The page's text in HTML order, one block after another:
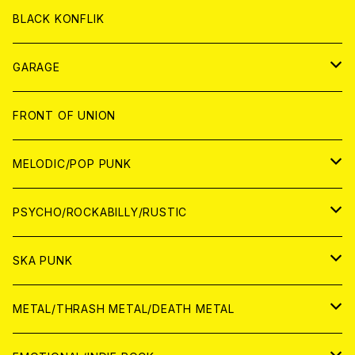
ANALOG
ANALOG
CD
ANALOG
BLACK KONFLIK
GARAGE
JAPAN
アナログ
CD
WORLD
アナログ
CD
FRONT OF UNION
MELODIC/POP PUNK
JAPAN
CD
ANALOG
WORLD
CD
ANALOG
PSYCHO/ROCKABILLY/RUSTIC
JAPAN
CD
ANALOG
WORLD
SKA PUNK
JAPAN
METAL/THRASH METAL/DEATH METAL